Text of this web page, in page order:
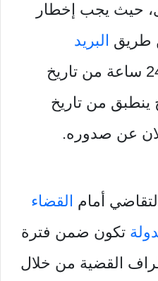
حيث يجب إخطار
طريق البريد
في غضون 24 ساعة من تاريخ
ينطبق من تاريخ
عن صدوره.
أمام القضاء
تكون ضمن فترة
القضية من خلال